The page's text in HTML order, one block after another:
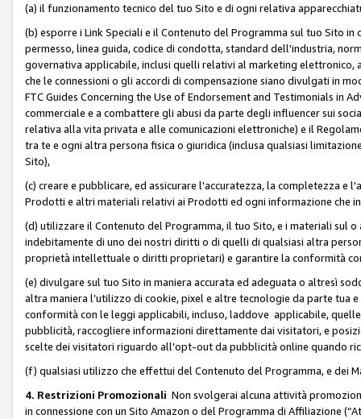
(a) il funzionamento tecnico del tuo Sito e di ogni relativa
(b) esporre i Link Speciali e il Contenuto del Programma sul tuo Sito in
permesso, linea guida, codice di condotta, standard dell'industria,
governativa applicabile, inclusi quelli relativi al marketing
che le connessioni o gli accordi di compensazione siano divulgati in
FTC Guides Concerning the Use of Endorsement and Testimonials in
commerciale e a combattere gli abusi da parte degli influencer sui
relativa alla vita privata e alle comunicazioni elettroniche) e il
tra te e ogni altra persona fisica o giuridica (inclusa qualsiasi
Sito),
(c) creare e pubblicare, ed assicurare l'accuratezza, la completezza
Prodotti e altri materiali relativi ai Prodotti ed ogni informazione che
(d) utilizzare il Contenuto del Programma, il tuo Sito, e i materiali sul
indebitamente di uno dei nostri diritti o di quelli di qualsiasi altra
proprietà intellettuale o diritti proprietari) e garantire la conformità
(e) divulgare sul tuo Sito in maniera accurata ed adeguata o altresì
altra maniera l’utilizzo di cookie, pixel e altre tecnologie da parte tua
conformità con le leggi applicabili, incluso, laddove applicabile,
pubblicità, raccogliere informazioni direttamente dai visitatori, e
scelte dei visitatori riguardo all’opt-out da pubblicità online quando
(f) qualsiasi utilizzo che effettui del Contenuto del Programma, e dei
4. Restrizioni Promozionali Non svolgerai alcuna attività
in connessione con un Sito Amazon o del Programma di Affiliazione